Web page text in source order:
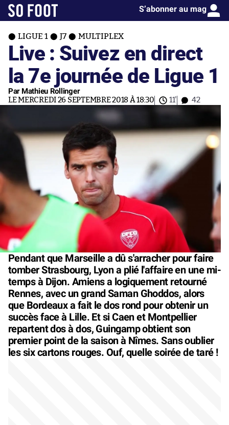
S’abonner au mag
LIGUE 1 J7 MULTIPLEX
Live : Suivez en direct
la 7e journée de Ligue 1
Par Mathieu Rollinger
LE MERCREDI 26 SEPTEMBRE 2018 À 18:30 11' 42
Pendant que Marseille a dû s'arracher pour faire
tomber Strasbourg, Lyon a plié l'affaire en une mi-
temps à Dijon. Amiens a logiquement retourné
Rennes, avec un grand Saman Ghoddos, alors
que Bordeaux a fait le dos rond pour obtenir un
succès face à Lille. Et si Caen et Montpellier
repartent dos à dos, Guingamp obtient son
premier point de la saison à Nîmes. Sans oublier
les six cartons rouges. Ouf, quelle soirée de taré !